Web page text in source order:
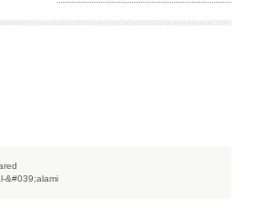
&#039;alami